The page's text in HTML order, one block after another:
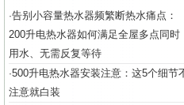
·告别小容量热水器频繁断热水痛点：
200升电热水器如何满足全屋多点同时
用水、无需反复等待
·500升电热水器安装注意：这5个细节
注意就白装